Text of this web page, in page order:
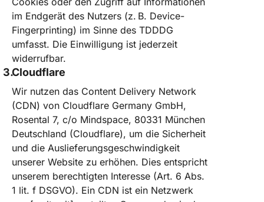
im Endgerät des Nutzers (z. B. Device-
Fingerprinting) im Sinne des TDDDG
umfasst. Die Einwilligung ist jederzeit
widerrufbar.
Cloudflare
Wir nutzen das Content Delivery Network
(CDN) von Cloudflare Germany GmbH,
Rosental 7, c/o Mindspace, 80331 München
Deutschland (Cloudflare), um die Sicherheit
und die Auslieferungsgeschwindigkeit
unserer Website zu erhöhen. Dies entspricht
unserem berechtigten Interesse (Art. 6 Abs.
1 lit. f DSGVO). Ein CDN ist ein Netzwerk